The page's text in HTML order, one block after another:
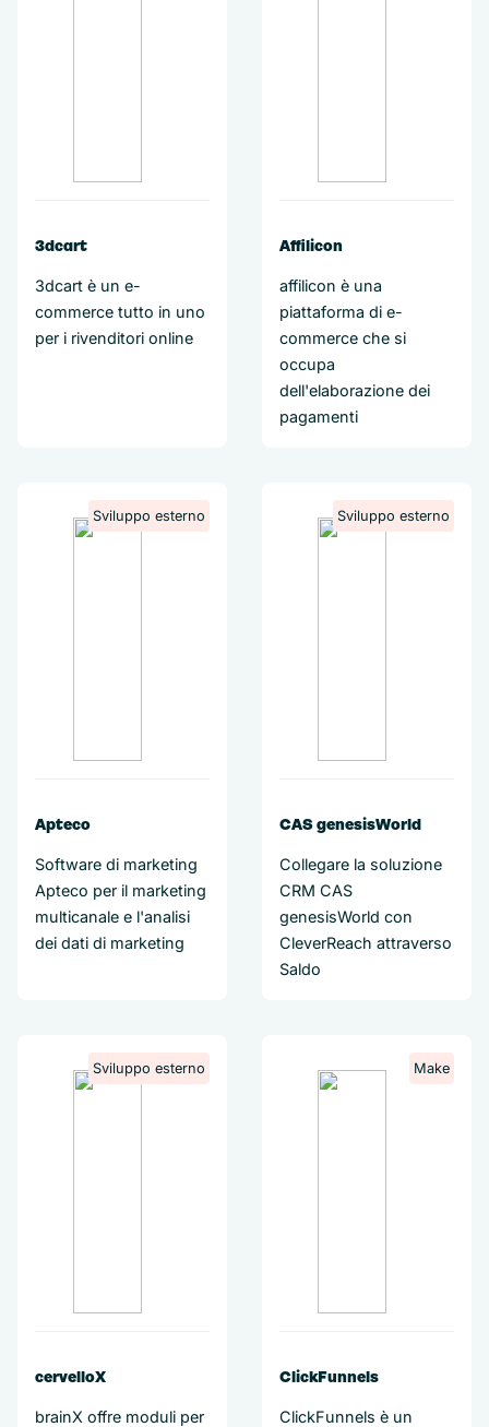
3dcart
3dcart è un e-
commerce tutto in uno
per i rivenditori online
Affilicon
affilicon è una
piattaforma di e-
commerce che si
occupa
dell'elaborazione dei
pagamenti
Sviluppo esterno
Apteco
Software di marketing
Apteco per il marketing
multicanale e l'analisi
dei dati di marketing
Sviluppo esterno
CAS genesisWorld
Collegare la soluzione
CRM CAS
genesisWorld con
CleverReach attraverso
Saldo
Sviluppo esterno
cervelloX
brainX offre moduli per
Make
ClickFunnels
ClickFunnels è un